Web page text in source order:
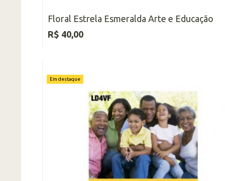
Floral Estrela Esmeralda Arte e Educação
R$ 40,00
Em destaque